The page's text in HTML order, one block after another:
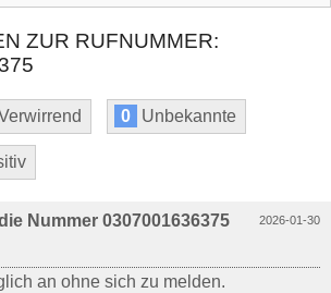
ZUR RUFNUMMER:
0 Unbekannte
2026-01-30
Nummer 0307001636375
an ohne sich zu melden.